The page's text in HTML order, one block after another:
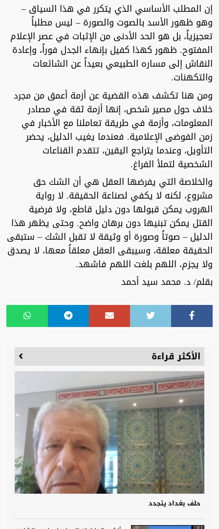
إن المطلب الأساسي الذي يتكرر في هذا السياق –
وهو ظهور الأسد بالصوت والصورة – ليس مطلباً
تعجيزياً، بل هو الحد الأدنى من الإثبات في عصر الإعلام
المفتوح. ظهور كهذا كفيل بإنهاء الجدل فوراً، وإعادة
النقاش إلى مساره الطبيعي بعيداً عن الشائعات
والتكهنات.
ومن هنا تكشف هذه القضية عن أزمة أعمق من مجرد
خلاف حول مصير شخص، إنها أزمة ثقة في مصادر
المعلومات، وأزمة في طريقة تعاملنا مع الأخبار في
زمن الفوضى الإعلامية. فعندما يغيب الدليل، يحضر
التأويل، وعندما يتراجع اليقين، تتقدم القناعات
الشخصية لتملأ الفراغ.
والخلاصة التي يفرضها العقل هي أن الشك حق
مشروع، لكنه لا يكفي لصناعة الحقيقة. لا رواية
الهروب يمكن قبولها دون دليل قاطع، ولا فرضية
القتل يمكن تبنيها دون برهان واضح. وحتى يظهر هذا
الدليل – صوتاً وصورة أو وثيقة لا تقبل الشك – ستبقى
الحقيقة معلقة، وسيبقى العقل معلقاً معها، لا يصدق
ولا يجزم، اللهم بلغت اللهم فاشهد.
بقلم/ د. محمد سيد أحمد
الأكثر قراءة
حلف بغداد يتجدد